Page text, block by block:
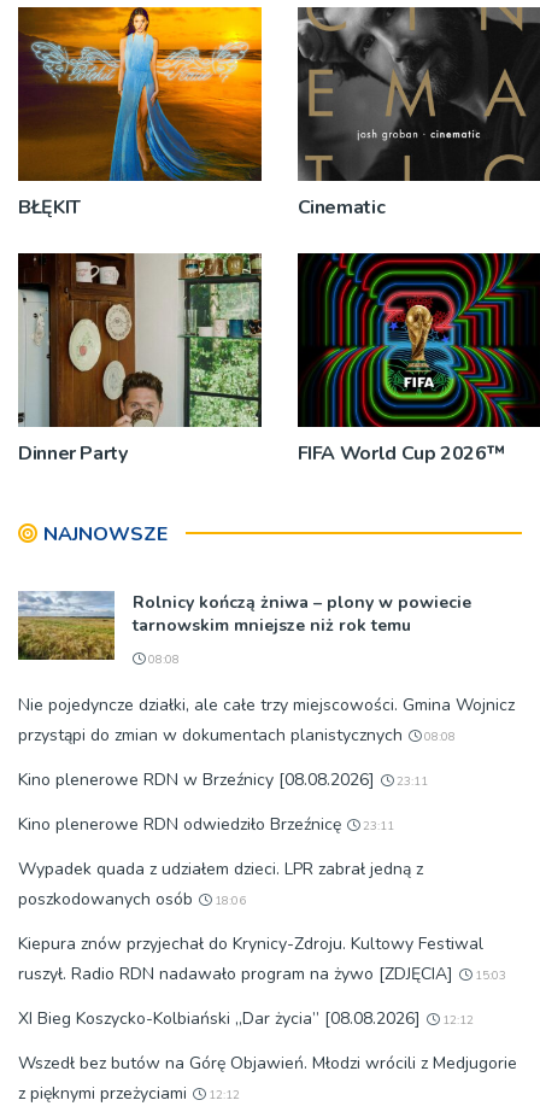
BŁĘKIT Cinematic
Dinner Party FIFA World Cup 2026™
NAJNOWSZE
Rolnicy kończą żniwa – plony w powiecie
tarnowskim mniejsze niż rok temu
08:08
Nie pojedyncze działki, ale całe trzy miejscowości. Gmina Wojnicz
przystąpi do zmian w dokumentach planistycznych
08:08
Kino plenerowe RDN w Brzeźnicy [08.08.2026] 23:11
Kino plenerowe RDN odwiedziło Brzeźnicę 23:11
Wypadek quada z udziałem dzieci. LPR zabrał jedną z
poszkodowanych osób
18:06
Kiepura znów przyjechał do Krynicy-Zdroju. Kultowy Festiwal
ruszył. Radio RDN nadawało program na żywo [ZDJĘCIA]
15:03
XI Bieg Koszycko-Kolbiański „Dar życia” [08.08.2026] 12:12
Wszedł bez butów na Górę Objawień. Młodzi wrócili z Medjugorie
z pięknymi przeżyciami
12:12